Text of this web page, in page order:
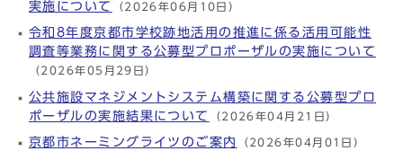
実施について （2026年06月10日）
令和8年度京都市学校跡地活用の推進に係る活用可能性
調査等業務に関する公募型プロポーザルの実施について
（2026年05月29日）
公共施設マネジメントシステム構築に関する公募型プロ
ポーザルの実施結果について
（2026年04月21日）
京都市ネーミングライツのご案内 （2026年04月01日）